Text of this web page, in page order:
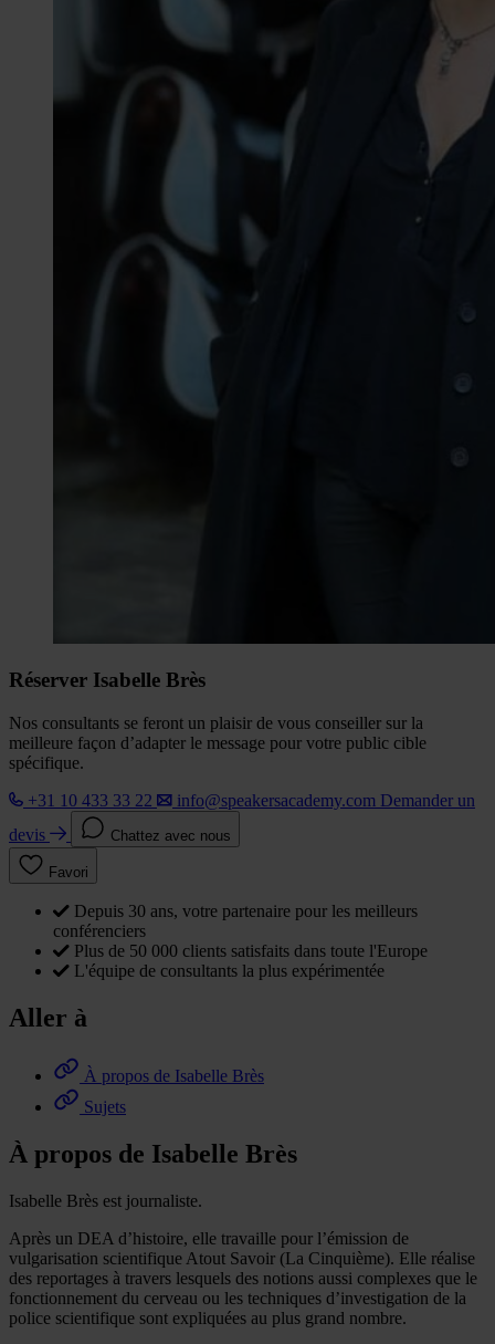
Réserver Isabelle Brès
Nos consultants se feront un plaisir de vous conseiller sur la
meilleure façon d’adapter le message pour votre public cible
spécifique.
+31 10 433 33 22
info@speakersacademy.com Demander un
devis
Chattez avec nous
Favori
Depuis 30 ans, votre partenaire pour les meilleurs
conférenciers
Plus de 50 000 clients satisfaits dans toute l'Europe
L'équipe de consultants la plus expérimentée
Aller à
À propos de Isabelle Brès
Sujets
À propos de Isabelle Brès
Isabelle Brès est journaliste.
Après un DEA d’histoire, elle travaille pour l’émission de
vulgarisation scientifique Atout Savoir (La Cinquième). Elle réalise
des reportages à travers lesquels des notions aussi complexes que le
fonctionnement du cerveau ou les techniques d’investigation de la
police scientifique sont expliquées au plus grand nombre.